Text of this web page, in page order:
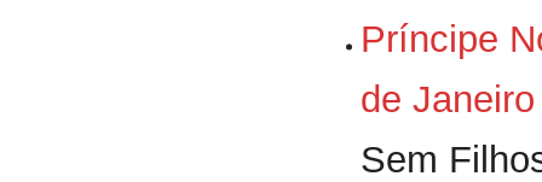
Príncipe
de Janeiro
Sem